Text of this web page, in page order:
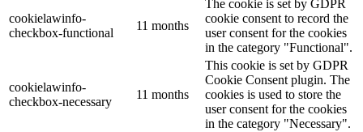
cookielawinfo-
checkbox-functional
11 months
The cookie is set by GDPR
cookie consent to record the
user consent for the cookies
in the category "Functional".
cookielawinfo-
checkbox-necessary
11 months
This cookie is set by GDPR
Cookie Consent plugin. The
cookies is used to store the
user consent for the cookies
in the category "Necessary".